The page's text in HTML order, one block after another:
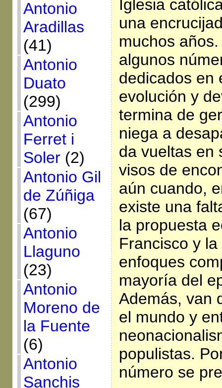
Antonio
Aradillas
(41)
Antonio
Duato
(299)
Antonio
Ferret i
Soler(2)
Antonio Gil
de Zúñiga
(67)
Antonio
Llaguno
(23)
Antonio
Moreno de
la Fuente
(6)
Antonio
Sanchis
Iglesia
una
muchos
algunos
dedicados en
evolución y
termina de
niega a
da vueltas en
visos de
aún cuando,
existe una
la propuesta
Francisco y
enfoques
mayoría del
Además, van
el mundo y
populistas.
número se